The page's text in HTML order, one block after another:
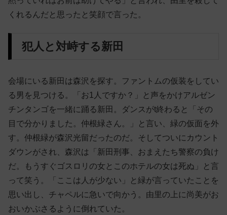
くれるんだと思ったと笑顔で言った。
犯人と対峙する新田
会場にいる新田は森沢を探す。ファントムの仮装をしてい
る男を見つける。「お1人ですか？」と声をかけアルゼン
チンタンゴを一緒に踊る新田。ダンスがt終わると「その
目で分かりました。仲根緑さん。」と言い、緑の仮面を外
す。仲根緑が森沢光留だったのだ。そしてついにカウント
ダウンがされ、森沢は「新田刑事、おまえたち警察の負け
だ。もうすぐゴスロリの女とこのホテルの女は死ぬ」と言
って笑う。「ここは人が少ない」と緑が言っていたことを
思い出し、チャペルに急いで向かう。由里の上に尚美がお
おいかぶさるように倒れていた。